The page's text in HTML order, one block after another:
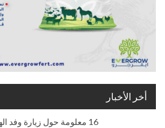
أخر الأخبار
16 معلومة حول زيارة وفد الهيئة العربية للإستثمار…